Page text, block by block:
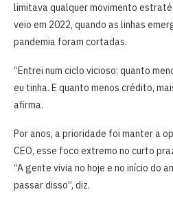
limitava qualquer movimento
veio em 2022, quando as linhas
pandemia foram cortadas.
“Entrei num ciclo vicioso: quanto
eu tinha. E quanto menos crédito,
afirma.
Por anos, a prioridade foi manter a
CEO, esse foco extremo no curto
“A gente vivia no hoje e no início do
passar disso”, diz.